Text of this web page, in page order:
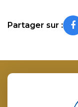
Partager sur :